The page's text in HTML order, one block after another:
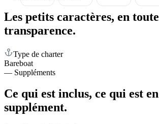
Les petits caractères, en toute
transparence.
Type de charter
Bareboat
— Suppléments
Ce qui est inclus, ce qui est en
supplément.